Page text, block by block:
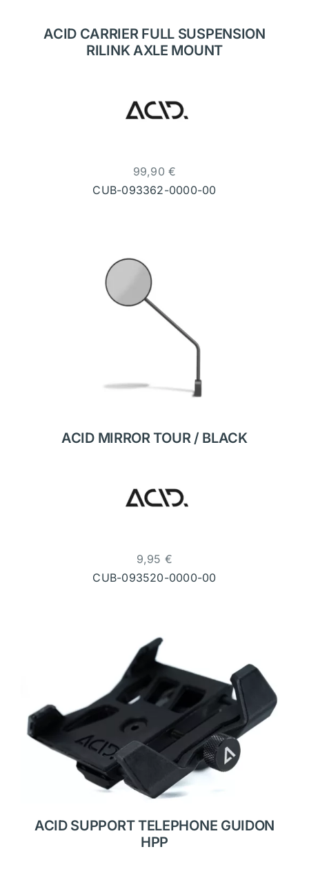
ACID CARRIER FULL SUSPENSION
RILINK AXLE MOUNT
99,90€
CUB-093362-0000-00
ACID MIRROR TOUR / BLACK
9,95 €
CUB-093520-0000-00
ACID SUPPORT TELEPHONE GUIDON
HPP